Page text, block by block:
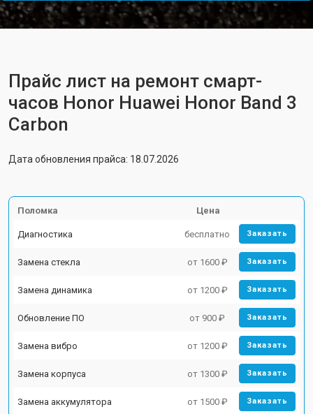
Прайс лист на ремонт смарт-
часов Honor Huawei Honor Band 3
Carbon
Дата обновления прайса: 18.07.2026
Поломка Цена
Диагностика бесплатно Заказать
Замена стекла от 1600 ₽ Заказать
Замена динамика от 1200 ₽ Заказать
Обновление ПО от 900 ₽ Заказать
Замена вибро от 1200 ₽ Заказать
Замена корпуса от 1300 ₽ Заказать
Замена аккумулятора от 1500 ₽ Заказать